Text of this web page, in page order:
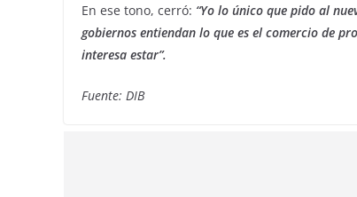
En ese tono, cerró: “Yo lo único que pido al
gobiernos entiendan lo que es el comercio de
interesa estar”.
Fuente: DIB